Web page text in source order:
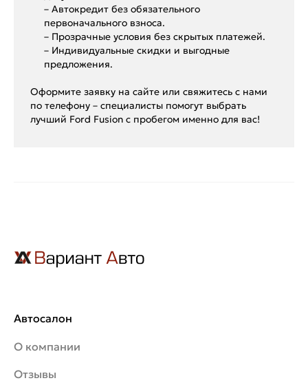
– Автокредит без обязательного
первоначального взноса.
– Прозрачные условия без скрытых платежей.
– Индивидуальные скидки и выгодные
предложения.
Оформите заявку на сайте или свяжитесь с нами
по телефону – специалисты помогут выбрать
лучший Ford Fusion с пробегом именно для вас!
Автосалон
О компании
Отзывы